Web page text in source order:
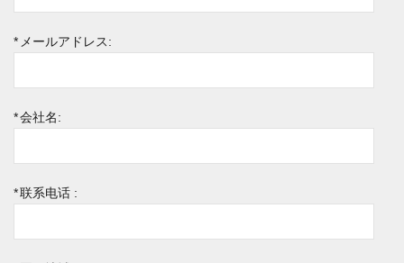
* メールアドレス:
*会社名:
*联系电话 :